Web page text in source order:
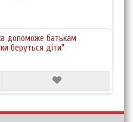
допоможе батькам
беруться діти"